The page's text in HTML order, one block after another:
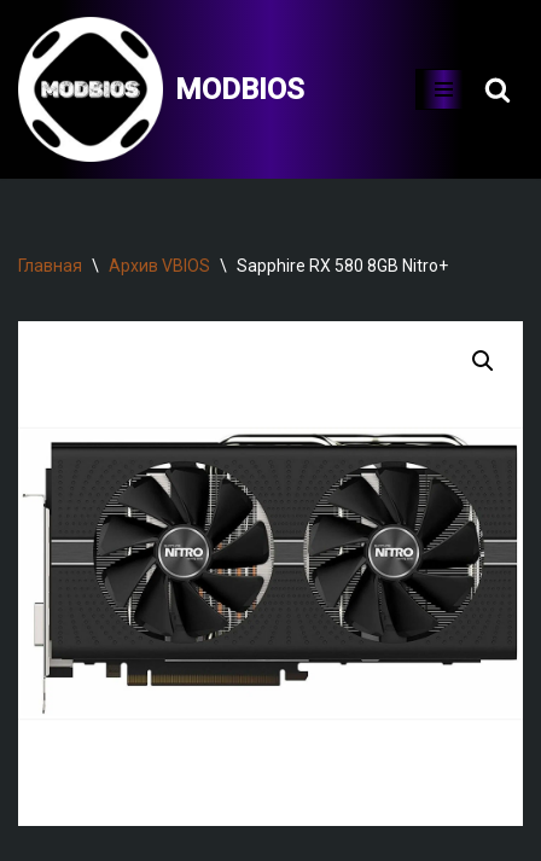
Перейти
к
содержимому
MODBIOS
Главная \ Архив VBIOS \ Sapphire RX 580 8GB Nitro+